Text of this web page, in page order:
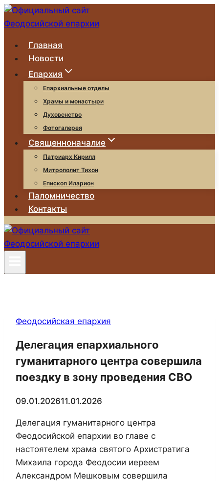
Перейти
к
Главная
Новости
Епархия
Епархиальные отделы
Храмы и монастыри
Духовенство
Фотогалерея
Священноначалие
Патриарх Кирилл
Митрополит Тихон
Епископ Иларион
Паломничество
Контакты
Феодосийская епархия
Делегация епархиального
гуманитарного центра совершила
поездку в зону проведения СВО
09.01.202611.01.2026
Делегация гуманитарного центра
Феодосийской епархии во главе с
настоятелем храма святого Архистратига
Михаила города Феодосии иереем
Александром Мешковым совершила